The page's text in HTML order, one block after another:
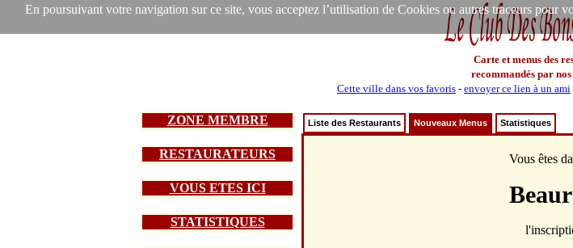
En poursuivant votre navigation sur ce site, vous acceptez l’utilisation de Cookies ou autres traceurs pour
Carte et menus des
recommandés par
Cette ville dans vos favoris - envoyer ce lien à un ami
ZONE MEMBRE
RESTAURATEURS
VOUS ETES ICI
STATISTIQUES
Liste des Restaurants Nouveaux Menus Statistiques
Vous êtes